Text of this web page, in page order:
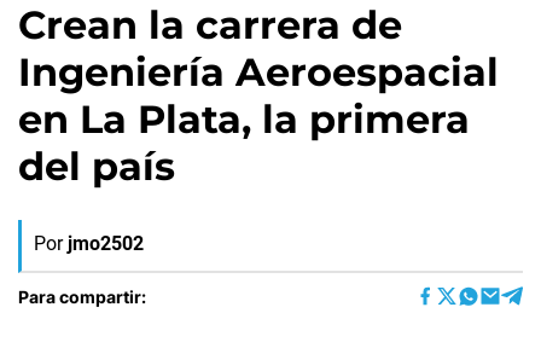
Crean la carrera de
Ingeniería Aeroespacial
en La Plata, la primera
del país
Por jmo2502
Para compartir: